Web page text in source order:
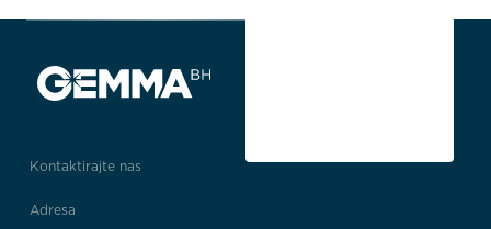
Kontaktirajte nas
Adresa